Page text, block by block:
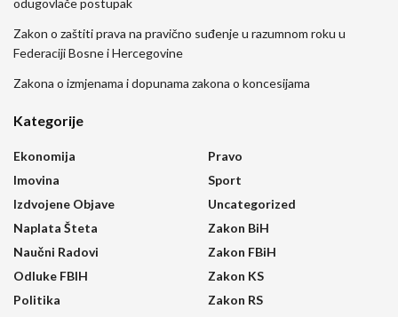
Zakon o zaštiti prava na pravično suđenje u razumnom roku u
Federaciji Bosne i Hercegovine
Zakona o izmjenama i dopunama zakona o koncesijama
Kategorije
Ekonomija
Imovina
Izdvojene Objave
Naplata Šteta
Naučni Radovi
Odluke FBIH
Politika
Pravo
Sport
Uncategorized
Zakon BiH
Zakon FBiH
Zakon KS
Zakon RS